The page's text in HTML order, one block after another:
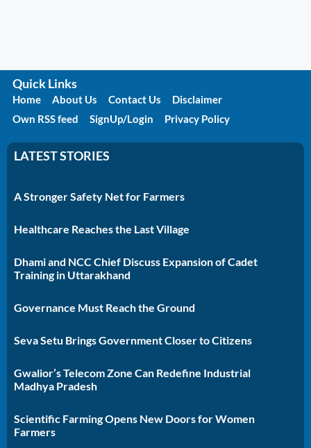
Quick Links
Home About Us Contact Us
Disclaimer
Own RSS feed
SignUp/Login Privacy Policy
LATEST STORIES
A Stronger Safety Net for Farmers
Healthcare Reaches the Last Village
Dhami and NCC Chief Discuss Expansion of Cadet
Training in Uttarakhand
Governance Must Reach the Ground
Seva Setu Brings Government Closer to Citizens
Gwalior’s Telecom Zone Can Redefine Industrial
Madhya Pradesh
Scientific Farming Opens New Doors for Women
Farmers